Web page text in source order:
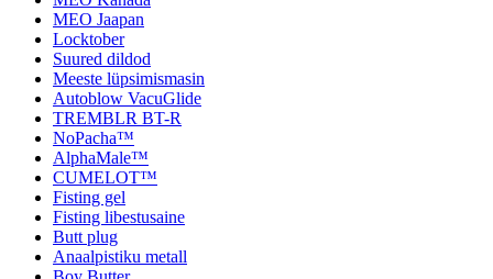
MEO Jaapan
Locktober
Suured dildod
Meeste lüpsimismasin
Autoblow VacuGlide
TREMBLR BT-R
NoPacha™
AlphaMale™
CUMELOT™
Fisting gel
Fisting libestusaine
Butt plug
Anaalpistiku metall